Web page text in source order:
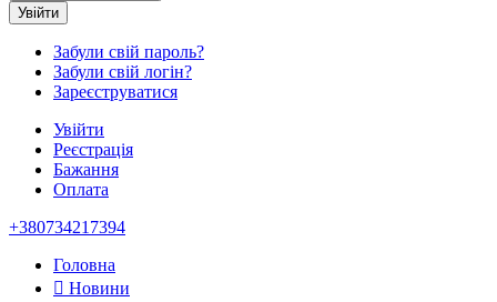
Увійти
Забули свій пароль?
Забули свій логін?
Зареєструватися
Увійти
Реєстрація
Бажання
Оплата
+380734217394
Головна
Новини